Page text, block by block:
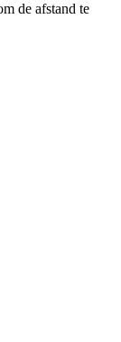
de afstand te